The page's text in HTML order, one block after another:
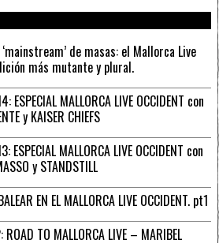
de masas: el Mallorca Live
más mutante y plural.
ESPECIAL MALLORCA LIVE OCCIDENT con
y KAISER CHIEFS
ESPECIAL MALLORCA LIVE OCCIDENT con
y STANDSTILL
EN EL MALLORCA LIVE OCCIDENT. pt1
TO MALLORCA LIVE – MARIBEL